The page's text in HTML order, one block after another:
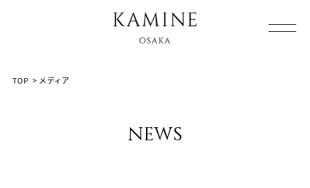
TOP > メディア
news